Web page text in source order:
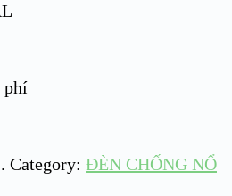
phí
. Category: ĐÈN CHỐNG NỔ